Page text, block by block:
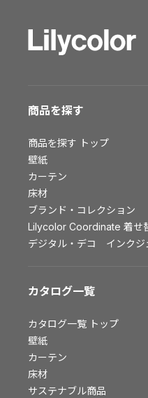
仙台ショールーム
お客様サポート
お客様サポート トップ
資料ダウンロード
画像ダウンロード
動画一覧
お手入れ便利帳
お役立ち資料
お問い合わせ（一般のお客様）
よくあるご質問
非住宅案件に関するお問い合
商品を探す
商品を探す トップ
壁紙
カーテン
床材
ブランド・コレクション
Lilycolor Coordinate 着せ
デジタル・デコ インクジ
カタログ一覧
カタログ一覧 トップ
壁紙
カーテン
床材
サステナブル商品